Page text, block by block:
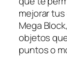
mejorar
Mega
objetos
puntos o